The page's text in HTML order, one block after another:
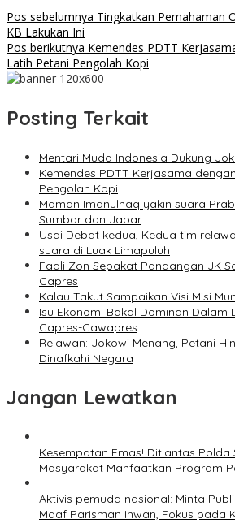
Pos sebelumnya Tingkatkan Pemahaman
KB Lakukan Ini
Pos berikutnya Kemendes PDTT
Latih Petani Pengolah Kopi
Posting Terkait
Mentari Muda Indonesia Dukung
Kemendes PDTT Kerjasama
Pengolah Kopi
Maman Imanulhaq yakin suara
Sumbar dan Jabar
Usai Debat kedua, Kedua tim
suara di Luak Limapuluh
Fadli Zon Sepakat Pandangan JK
Capres
Kalau Takut Sampaikan Visi Misi
Isu Ekonomi Bakal Dominan Dalam
Capres-Cawapres
Relawan: Jokowi Menang, Petani
Dinafkahi Negara
Jangan Lewatkan
Kesempatan Emas! Ditlantas Polda
Masyarakat Manfaatkan Program
Aktivis pemuda nasional: Minta
Maaf Parisman Ihwan, Fokus pada